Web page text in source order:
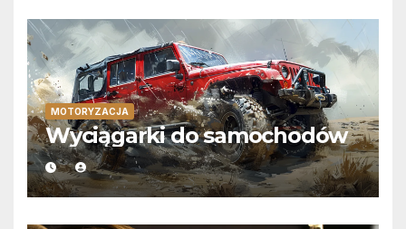
MOTORYZACJA
Wyciągarki do samochodów